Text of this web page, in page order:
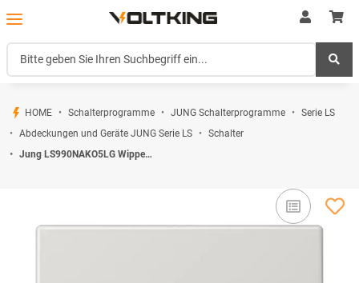
HOME Schalterprogramme JUNG Schalterprogramme
Serie LS
Abdeckungen und Geräte JUNG Serie LS
Schalter
Jung LS990NAKO5LG Wippe f. Schalter/Taster NA KO Lichtgrau Serie LS